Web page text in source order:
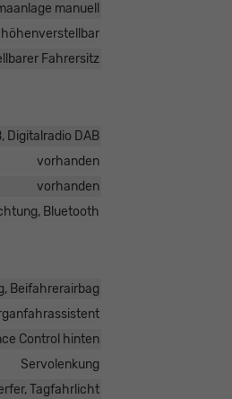
manuell
höhenverstellbar
Fahrersitz
Digitalradio DAB
vorhanden
vorhanden
Bluetooth
Beifahrerairbag
Control hinten
Servolenkung
Tagfahrlicht